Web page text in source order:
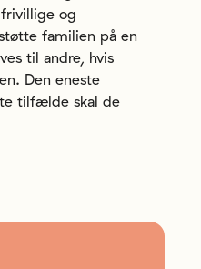
og
familien på en
til andre, hvis
Den eneste
tilfælde skal de